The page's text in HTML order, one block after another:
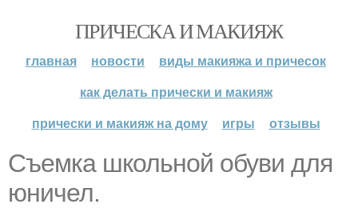
ПРИЧЕСКА И МАКИЯЖ
главная новости
виды макияжа и причесок
как делать прически и макияж
прически и макияж на дому
игры отзывы
Съемка школьной обуви для
юничел.